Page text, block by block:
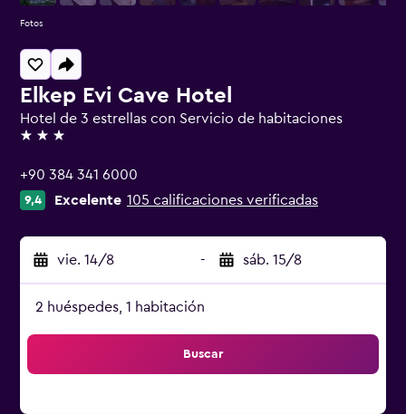
Elkep Evi Cave Hotel
Hotel de 3 estrellas con Servicio de habitaciones
3 estrellas
+90 384 341 6000
9,4 Excelente 105 calificaciones verificadas
vie. 14/8 - sáb. 15/8
2 huéspedes, 1 habitación
Buscar
Fotos